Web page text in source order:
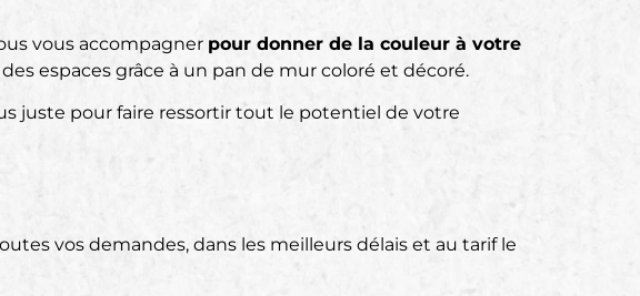
vous accompagner pour donner de la couleur à votre
espaces grâce à un pan de mur coloré et décoré.
juste pour faire ressortir tout le potentiel de votre
vos demandes, dans les meilleurs délais et au tarif le